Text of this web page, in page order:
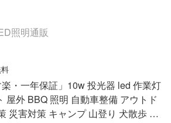
す不安が不要です！ 【ヒューマナ
ー残量表示灯＆充電表示灯を搭載
ことがすぐに分かるため予め充電準
量表示灯と充電量指示灯表示は2
％の4段階です。 ワンタッチで点
す。ハイ・ロー・SOS・フラッシュ
照明通販
・一年保証」10w 投光器 led 作業灯
屋外 BBQ 照明 自動車整備 アウトド
災害対策 キャンプ 山登り 犬散歩 防